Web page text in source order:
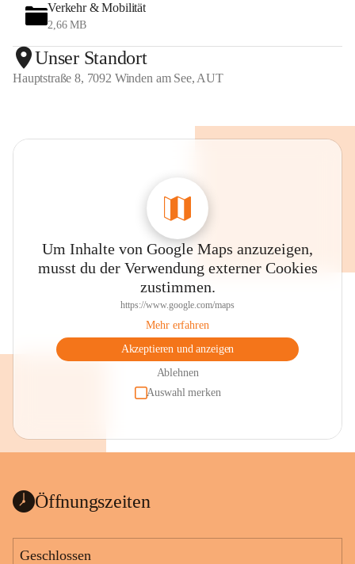
Verkehr & Mobilität
2,66 MB
Unser Standort
Hauptstraße 8, 7092 Winden am See, AUT
Um Inhalte von Google Maps anzuzeigen,
musst du der Verwendung externer Cookies
zustimmen.
https://www.google.com/maps
Mehr erfahren
Akzeptieren und anzeigen
Ablehnen
Auswahl merken
Öffnungszeiten
Geschlossen